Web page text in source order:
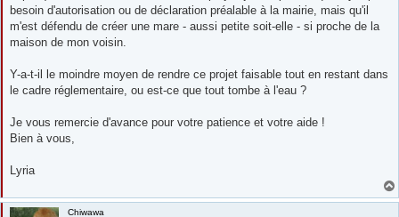
besoin d'autorisation ou de déclaration préalable à la mairie, mais qu'il
m'est défendu de créer une mare - aussi petite soit-elle - si proche de la
maison de mon voisin.
Y-a-t-il le moindre moyen de rendre ce projet faisable tout en restant dans
le cadre réglementaire, ou est-ce que tout tombe à l'eau ?
Je vous remercie d'avance pour votre patience et votre aide !
Bien à vous,
Lyria
Chiwawa